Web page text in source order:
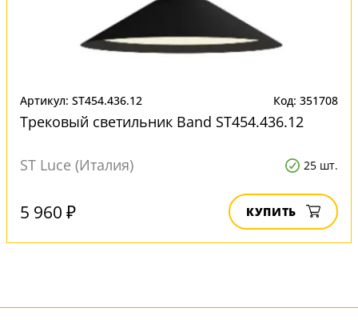
Артикул: ST454.436.12 Код: 351708
Трековый светильник Band ST454.436.12
ST Luce (Италия) 25 шт.
5 960 ₽ КУПИТЬ